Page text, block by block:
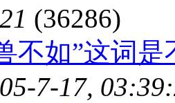
(36286)
不如”这词
7-17,